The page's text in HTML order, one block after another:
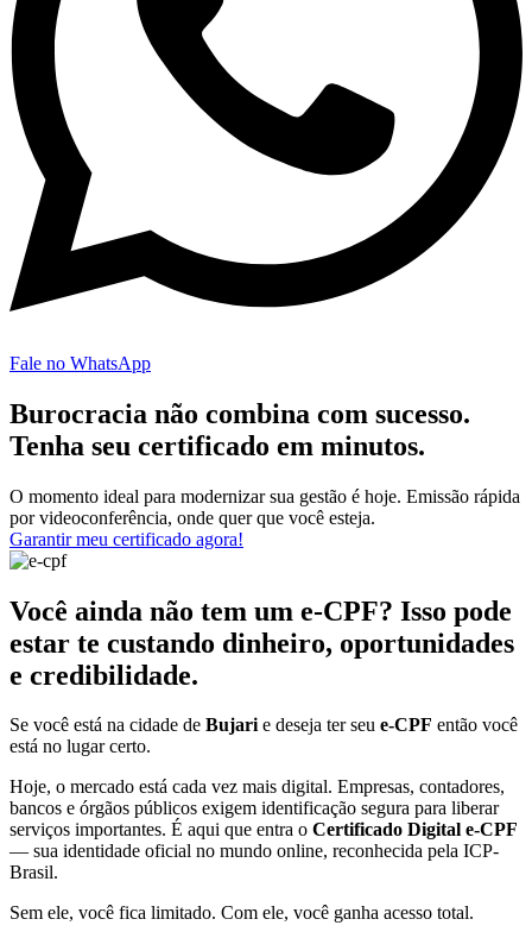
Fale no WhatsApp
Burocracia não combina com sucesso.
Tenha seu certificado em minutos.
O momento ideal para modernizar sua gestão é hoje. Emissão rápida
por videoconferência, onde quer que você esteja.
Garantir meu certificado agora!
Você ainda não tem um e-CPF? Isso pode
estar te custando dinheiro, oportunidades
e credibilidade.
Se você está na cidade de Bujarie deseja ter seu e-CPF então você
está no lugar certo.
Hoje, o mercado está cada vez mais digital. Empresas, contadores,
bancos e órgãos públicos exigem identificação segura para liberar
serviços importantes. É aqui que entra o Certificado Digital e-CPF
— sua identidade oficial no mundo online, reconhecida pela ICP-
Brasil.
Sem ele, você fica limitado. Com ele, você ganha acesso total.